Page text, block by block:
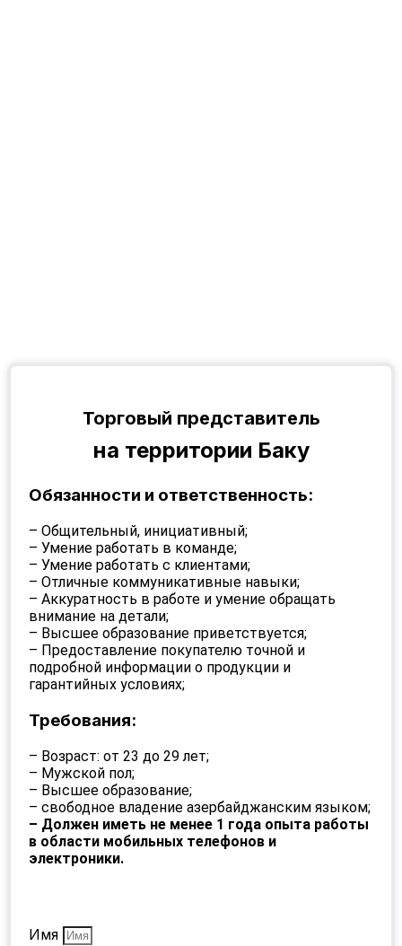
Торговый представитель
на территории Баку
Обязанности и ответственность:
– Общительный, инициативный;
– Умение работать в команде;
– Умение работать с клиентами;
– Отличные коммуникативные навыки;
– Аккуратность в работе и умение обращать
внимание на детали;
– Высшее образование приветствуется;
– Предоставление покупателю точной и
подробной информации о продукции и
гарантийных условиях;
Требования:
– Возраст: от 23 до 29 лет;
– Мужской пол;
– Высшее образование;
– свободное владение азербайджанским языком;
– Должен иметь не менее 1 года опыта работы
в области мобильных телефонов и
электроники.
Имя